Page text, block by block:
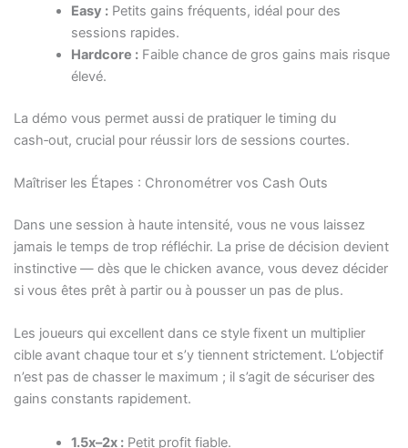
Easy : Petits gains fréquents, idéal pour des
sessions rapides.
Hardcore : Faible chance de gros gains mais risque
élevé.
La démo vous permet aussi de pratiquer le timing du
cash‑out, crucial pour réussir lors de sessions courtes.
Maîtriser les Étapes : Chronométrer vos Cash Outs
Dans une session à haute intensité, vous ne vous laissez
jamais le temps de trop réfléchir. La prise de décision devient
instinctive — dès que le chicken avance, vous devez décider
si vous êtes prêt à partir ou à pousser un pas de plus.
Les joueurs qui excellent dans ce style fixent un multiplier
cible avant chaque tour et s’y tiennent strictement. L’objectif
n’est pas de chasser le maximum ; il s’agit de sécuriser des
gains constants rapidement.
1.5x–2x : Petit profit fiable.